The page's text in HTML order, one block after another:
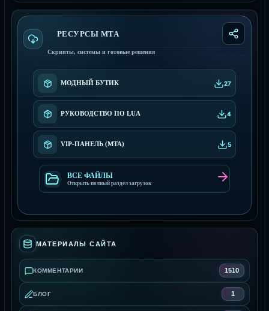
РЕСУРСЫ МТА
Скрипты, системы и готовые решения
МОДНЫЙ БУТИК 27
РУКОВОДСТВО ПО LUA 4
VIP-ПАНЕЛЬ (MTA) 5
ВСЕ ФАЙЛЫ
Открыть полный раздел загрузок
МАТЕРИАЛЫ САЙТА
КОММЕНТАРИИ 1510
БЛОГ 1